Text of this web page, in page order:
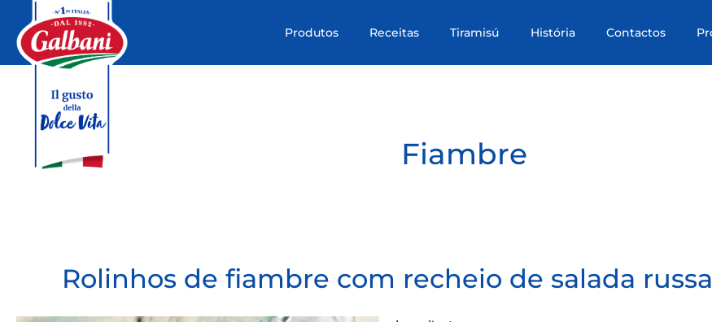
Produtos Receitas Tiramisú História Contactos
Fiambre
Rolinhos de fiambre com recheio de salada russa